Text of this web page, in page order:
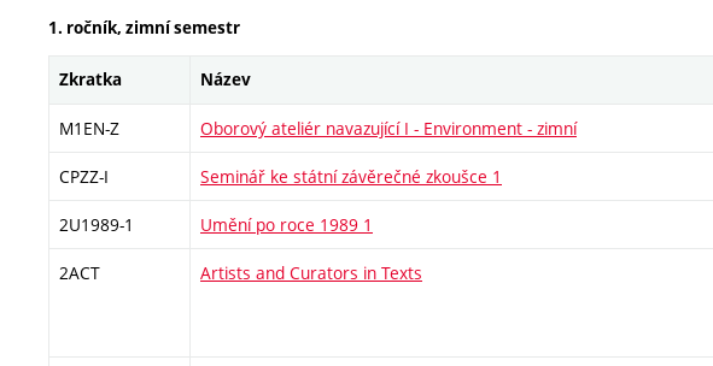
1. ročník, zimní semestr
Zkratka Název
M1EN-Z Oborový ateliér navazující I - Environment - zimní
CPZZ-I Seminář ke státní závěrečné zkoušce 1
2U1989-1 Umění po roce 1989 1
2ACT Artists and Curators in Texts